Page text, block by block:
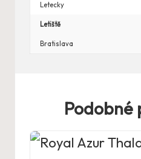
Letecky
Letiště
Bratislava
Podobné